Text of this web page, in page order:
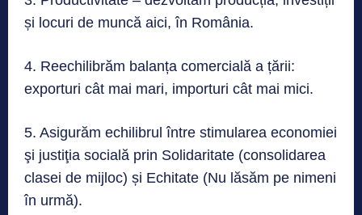
și locuri de muncă aici, în România.
4. Reechilibrăm balanța comercială a țării:
exporturi cât mai mari, importuri cât mai mici.
5. Asigurăm echilibrul între stimularea economiei
şi justiţia socială prin Solidaritate (consolidarea
clasei de mijloc) și Echitate (Nu lăsăm pe nimeni
în urmă).